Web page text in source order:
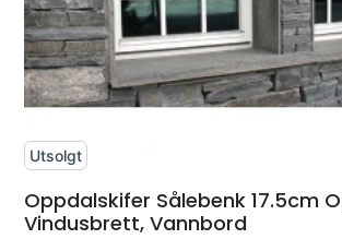
Oppdalskifer Sålebenk 17.5cm
Vindusbrett, Vannbord
Utsolgt